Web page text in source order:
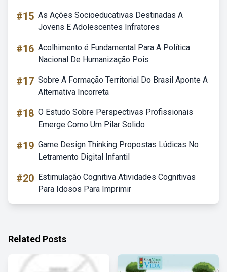
#15 As Ações Socioeducativas Destinadas A
Jovens E Adolescentes Infratores
#16 Acolhimento é Fundamental Para A Política
Nacional De Humanização Pois
#17 Sobre A Formação Territorial Do Brasil Aponte A
Alternativa Incorreta
#18 O Estudo Sobre Perspectivas Profissionais
Emerge Como Um Pilar Solido
#19 Game Design Thinking Propostas Lúdicas No
Letramento Digital Infantil
#20 Estimulação Cognitiva Atividades Cognitivas
Para Idosos Para Imprimir
Related Posts